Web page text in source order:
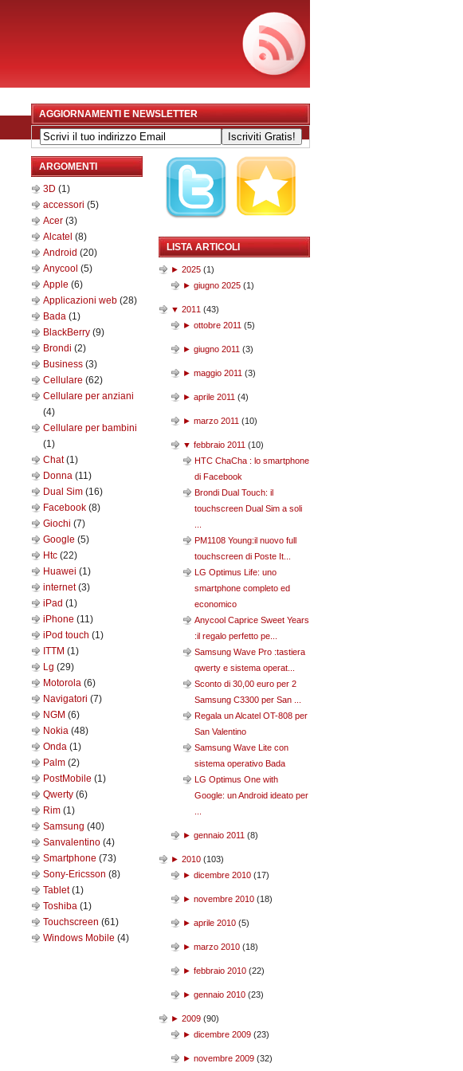
AGGIORNAMENTI E NEWSLETTER
ARGOMENTI
3D (1)
accessori (5)
Acer (3)
Alcatel (8)
Android (20)
Anycool (5)
Apple (6)
Applicazioni web (28)
Bada (1)
BlackBerry (9)
Brondi (2)
Business (3)
Cellulare (62)
Cellulare per anziani
(4)
Cellulare per bambini
(1)
Chat(1)
Donna (11)
Dual Sim (16)
Facebook (8)
Giochi (7)
Google (5)
Htc (22)
Huawei (1)
internet(3)
iPad (1)
iPhone (11)
iPod touch (1)
ITTM (1)
Lg (29)
Motorola (6)
Navigatori (7)
NGM (6)
Nokia (48)
Onda (1)
Palm (2)
PostMobile (1)
Qwerty (6)
Rim (1)
Samsung (40)
Sanvalentino (4)
Smartphone (73)
Sony-Ericsson (8)
Tablet(1)
Toshiba (1)
Touchscreen (61)
Windows Mobile (4)
LISTA ARTICOLI
► 2025 (1)
► giugno 2025 (1)
▼ 2011 (43)
► ottobre 2011 (5)
► giugno 2011 (3)
► maggio 2011 (3)
► aprile 2011 (4)
► marzo 2011 (10)
▼ febbraio 2011 (10)
HTC ChaCha : lo smartphone
di Facebook
Brondi Dual Touch: il
touchscreen Dual Sim a soli
PM1108 Young:il nuovo full
touchscreen di Poste It...
LG Optimus Life: uno
smartphone completo ed
economico
Anycool Caprice Sweet Years
:il regalo perfetto pe...
Samsung Wave Pro :tastiera
qwerty e sistema operat...
Sconto di 30,00 euro per 2
Samsung C3300 per San ...
Regala un Alcatel OT-808 per
San Valentino
Samsung Wave Lite con
sistema operativo Bada
LG Optimus One with
Google: un Android ideato per
► gennaio 2011 (8)
► 2010 (103)
► dicembre 2010 (17)
► novembre 2010 (18)
► aprile 2010 (5)
► marzo 2010 (18)
► febbraio 2010 (22)
► gennaio 2010 (23)
► 2009 (90)
► dicembre 2009 (23)
► novembre 2009 (32)